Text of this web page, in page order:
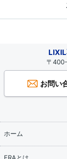
〒
お問い
ホーム